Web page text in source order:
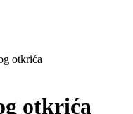
otkrića
otkrića